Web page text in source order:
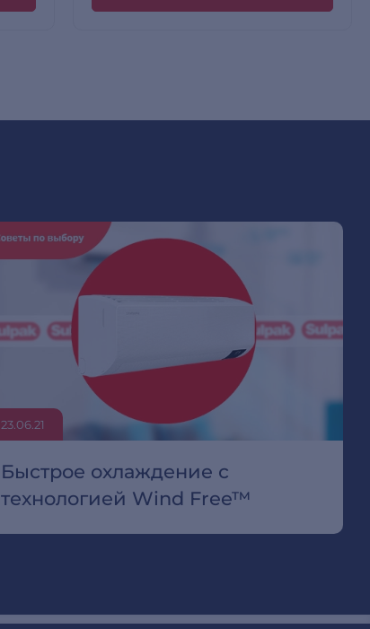
23.06.21
Быстрое охлаждение с
технологией Wind Free™